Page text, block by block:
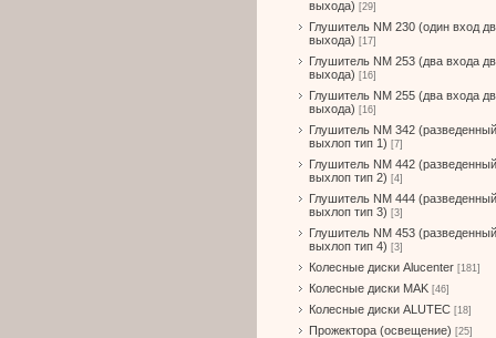
выхода) [29]
Глушитель NM 230 (один вход
выхода) [17]
Глушитель NM 253 (два входа
выхода) [16]
Глушитель NM 255 (два входа
выхода) [16]
Глушитель NM 342 (разведенный
выхлоп тип 1) [7]
Глушитель NM 442 (разведенный
выхлоп тип 2) [4]
Глушитель NM 444 (разведенный
выхлоп тип 3) [3]
Глушитель NM 453 (разведенный
выхлоп тип 4) [3]
Колесные диски Alucenter [181]
Колесные диски MAK [46]
Колесные диски ALUTEC [18]
Прожектора (освещение) [25]